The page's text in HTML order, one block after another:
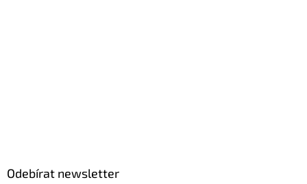
Odebírat newsletter